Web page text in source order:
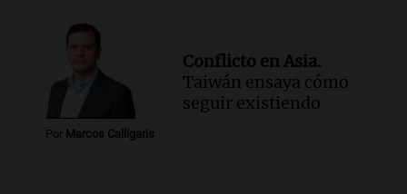
Por Marcos Calligaris
Conflicto en Asia.
Taiwán ensaya cómo
seguir existiendo